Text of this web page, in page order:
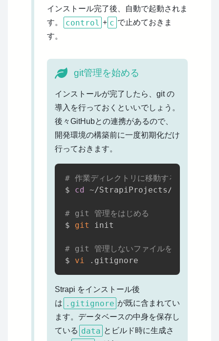
インストール完了後、自動で起動されま
す。
control + c で止めておきま
す。
git管理を始める
インストールが完了したら、git の
導入を行っておくといいでしょう。
後々GitHubとの連携があるので、
開発環境の構築前に一度初期化だけ
行っておきます。
# 作業ディレクトリに移動する
$ cd ~/StrapiProjects/vps-
# git 管理をはじめる
$ git init
# git 管理しないファイルを設定する
$ vi
Strapi をインストール後
は .gitignore が既に含まれてい
ます。データベースの中身を保存し
ている data とビルド時に生成さ